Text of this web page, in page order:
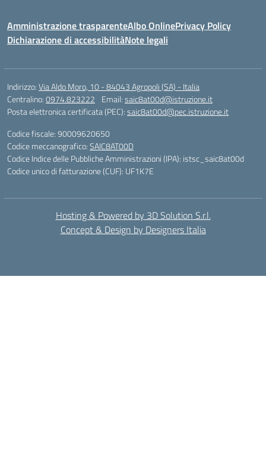
Amministrazione trasparenteAlbo OnlinePrivacy Policy
Dichiarazione di accessibilitàNote legali
Indirizzo:Via Aldo Moro, 10 - 84043 Agropoli (SA) - Italia
Centralino:0974.823222 Email:saic8at00d@istruzione.it
Posta elettronica certificata (PEC):saic8at00d@pec.istruzione.it
Codice fiscale: 90009620650
Codice meccanografico:SAIC8AT00D
Codice Indice delle Pubbliche Amministrazioni (IPA): istsc_saic8at00d
Codice unico di fatturazione (CUF): UF1K7E
Hosting & Powered by 3D Solution S.r.l.
Concept & Design by Designers Italia